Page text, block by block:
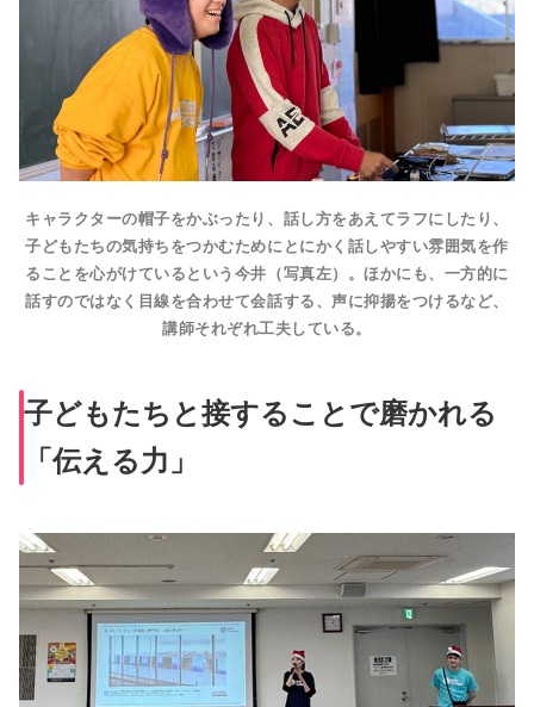
キャラクターの帽子をかぶったり、話し方をあえてラフにしたり、
子どもたちの気持ちをつかむためにとにかく話しやすい雰囲気を作
ることを心がけているという今井（写真左）。ほかにも、一方的に
話すのではなく目線を合わせて会話する、声に抑揚をつけるなど、
講師それぞれ工夫している。
子どもたちと接することで磨かれる
「伝える力」